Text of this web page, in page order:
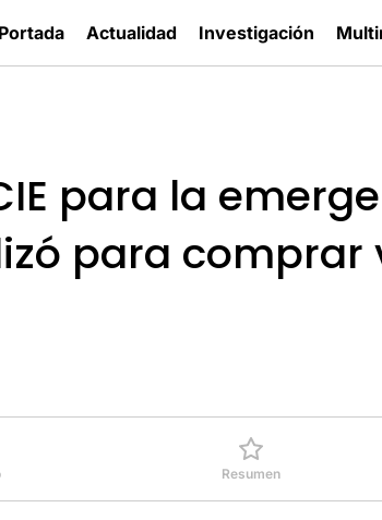
Portada Actualidad Investigación
para la
para comprar
Resumen